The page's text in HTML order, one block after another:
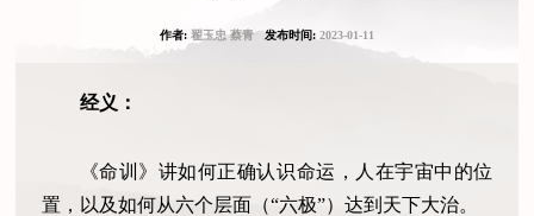
作者: 翟玉忠 蔡青发布时间: 2023-01-11
经义：
《命训》讲如何正确认识命运，人在宇宙中的位
置，以及如何从六个层面（“六极”）达到天下大治。